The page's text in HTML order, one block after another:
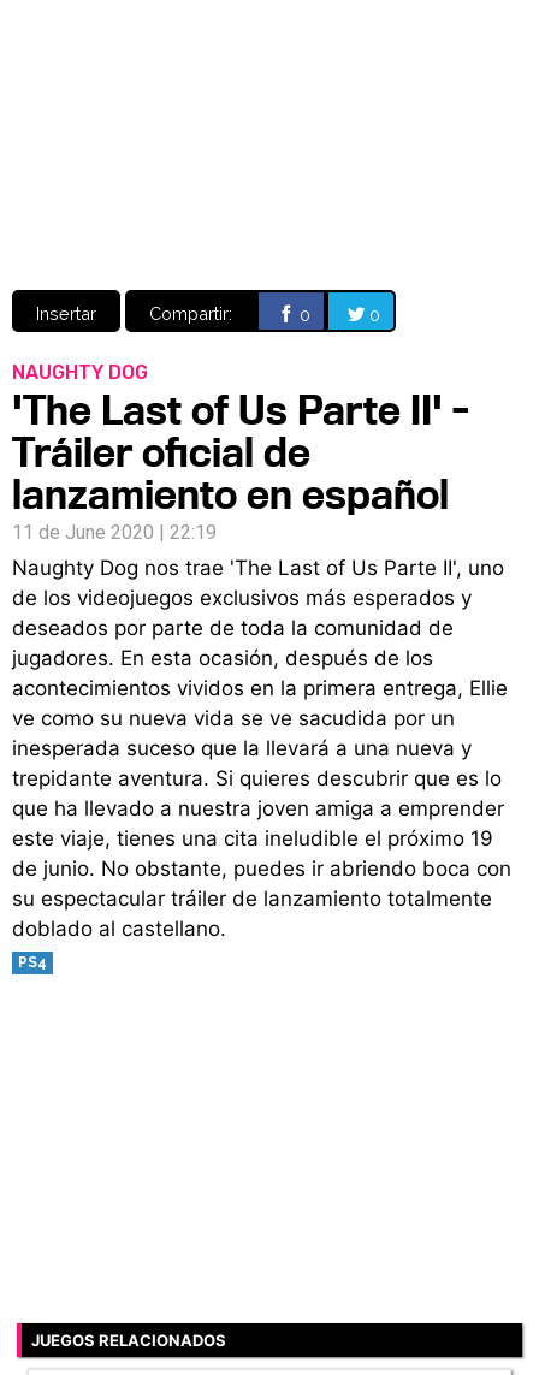
Insertar Compartir: 0 0
NAUGHTY DOG
'The Last of Us Parte II' -
Tráiler oficial de
lanzamiento en español
11 de June 2020 | 22:19
Naughty Dog nos trae 'The Last of Us Parte II', uno
de los videojuegos exclusivos más esperados y
deseados por parte de toda la comunidad de
jugadores. En esta ocasión, después de los
acontecimientos vividos en la primera entrega, Ellie
ve como su nueva vida se ve sacudida por un
inesperada suceso que la llevará a una nueva y
trepidante aventura. Si quieres descubrir que es lo
que ha llevado a nuestra joven amiga a emprender
este viaje, tienes una cita ineludible el próximo 19
de junio. No obstante, puedes ir abriendo boca con
su espectacular tráiler de lanzamiento totalmente
doblado al castellano.
PS4
JUEGOS RELACIONADOS